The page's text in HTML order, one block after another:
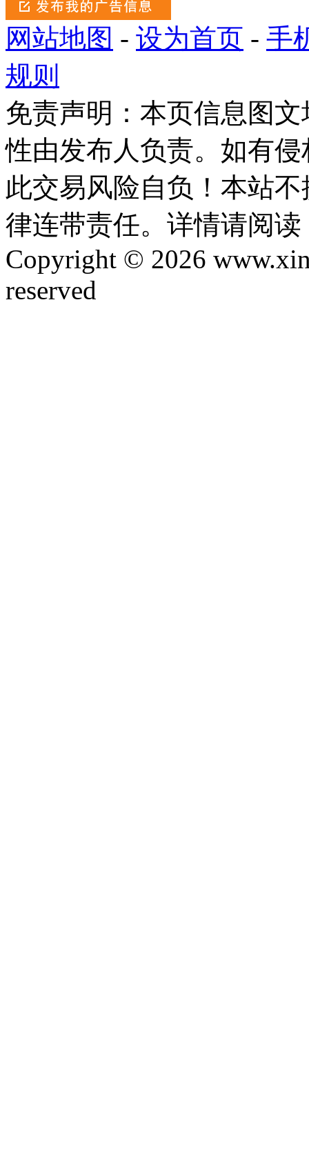
网站地图 - 设为首页 - 手
规则
免责声明：本页信息图
性由发布人负责。如有
此交易风险自负！本站
律连带责任。详情请阅读
Copyright © 2026
reserved